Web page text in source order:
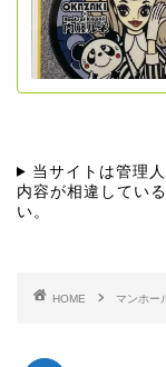
当サイトは管理
内容が相違してい
い。
HOME マンホー